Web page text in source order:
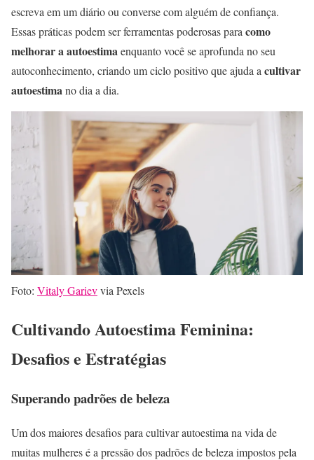
escreva em um diário ou converse com alguém de confiança.
Essas práticas podem ser ferramentas poderosas para como
melhorar a autoestimaenquanto você se aprofunda no seu
autoconhecimento, criando um ciclo positivo que ajuda a cultivar
autoestimano dia a dia.
Foto: Vitaly Garievvia Pexels
Cultivando Autoestima Feminina:
Desafios e Estratégias
Superando padrões de beleza
Um dos maiores desafios para cultivar autoestima na vida de
muitas mulheres é a pressão dos padrões de beleza impostos pela